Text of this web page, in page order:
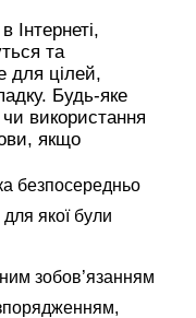
Інтернеті,
та
для цілей,
Будь-яке
використання
якщо
безпосередньо
якої були
зобов’язанням